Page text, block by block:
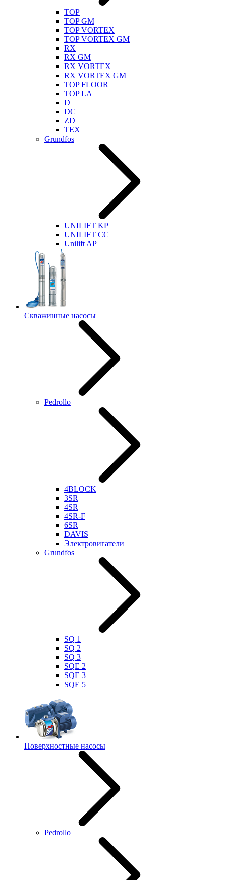
TOP
TOP GM
TOP VORTEX
TOP VORTEX GM
RX
RX GM
RX VORTEX
RX VORTEX GM
TOP FLOOR
TOP LA
D
DC
ZD
TEX
Grundfos
UNILIFT KP
UNILIFT CC
Unilift AP
Скважинные насосы
Pedrollo
4BLOCK
3SR
4SR
4SR-F
6SR
DAVIS
Электровигатели
Grundfos
SQ 1
SQ 2
SQ 3
SQE 2
SQE 3
SQE 5
Поверхностные насосы
Pedrollo